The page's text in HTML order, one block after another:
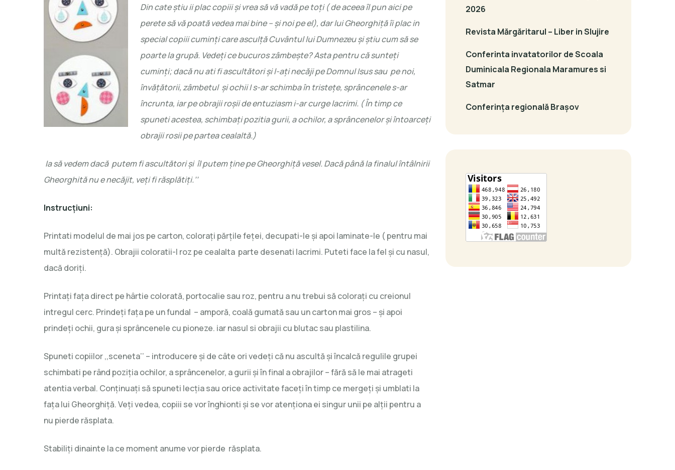
Din cate ştiu ii plac copiii şi vrea să vă vadă pe toţi ( de aceea îl pun aici pe
perete să vă poată vedea mai bine – şi noi pe el), dar lui Gheorghiţă îi plac in
special copiii cuminţi care asculţă Cuvântul lui Dumnezeu şi ştiu cum să se
poarte la grupă. Vedeţi ce bucuros zâmbeşte? Asta pentru că sunteţi
cuminţi; dacă nu ati fi ascultători şi l-aţi necăji pe Domnul Isus sau pe noi,
învăţătorii, zâmbetul şi ochii I s-ar schimba în tristeţe, sprâncenele s-ar
încrunta, iar pe obrajii roşii de entuziasm i-ar curge lacrimi. ( În timp ce
spuneti acestea, schimbaţi pozitia gurii, a ochilor, a sprâncenelor şi întoarceţi
obrajii rosii pe partea cealaltă.)
Ia să vedem dacă putem fi ascultători şi îl putem ţine pe Gheorghiţă vesel. Dacă până la finalul întâlnirii
Gheorghită nu e necăjit, veţi fi răsplătiţi.’’
Instrucţiuni:
Printati modelul de mai jos pe carton, coloraţi părţile feţei, decupati-le şi apoi laminate-le ( pentru mai
multă rezistenţă). Obrajii coloratii-I roz pe cealalta parte desenati lacrimi. Puteti face la fel şi cu nasul,
dacă doriţi.
Printaţi faţa direct pe hârtie colorată, portocalie sau roz, pentru a nu trebui să coloraţi cu creionul
intregul cerc. Prindeţi faţa pe un fundal – amporă, coală gumată sau un carton mai gros – şi apoi
prindeţi ochii, gura şi sprâncenele cu pioneze. iar nasul si obrajii cu blutac sau plastilina.
Spuneti copiilor ,,sceneta’’ – introducere şi de câte ori vedeţi că nu ascultă şi încalcă regulile grupei
schimbati pe rând poziţia ochilor, a sprâncenelor, a gurii şi în final a obrajilor – fără să le mai atrageti
atentia verbal. Conţinuaţi să spuneti lecţia sau orice activitate faceţi în timp ce mergeţi şi umblati la
faţa lui Gheorghiţă. Veţi vedea, copiii se vor înghionti şi se vor atenţiona ei singur unii pe alţii pentru a
nu pierde răsplata.
Stabiliţi dinainte la ce moment anume vor pierde răsplata.
2026
Revista Mărgăritarul – Liber in Slujire
Conferinta invatatorilor de Scoala
Duminicala Regionala Maramures si
Satmar
Conferința regională Brașov